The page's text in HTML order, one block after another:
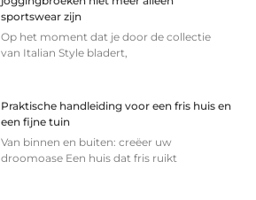
sportswear zijn
Op het moment dat je door de collectie
van Italian Style bladert,
Praktische handleiding voor een fris huis en
een fijne tuin
Van binnen en buiten: creëer uw
droomoase Een huis dat fris ruikt